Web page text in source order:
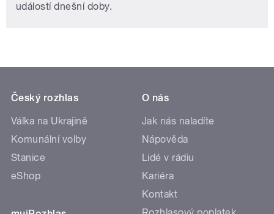
událostí dnešní doby.
Český rozhlas
Válka na Ukrajině
Komunální volby
Stanice
eShop
O nás
Jak nás naladíte
Nápověda
Lidé v rádiu
Kariéra
Kontakt